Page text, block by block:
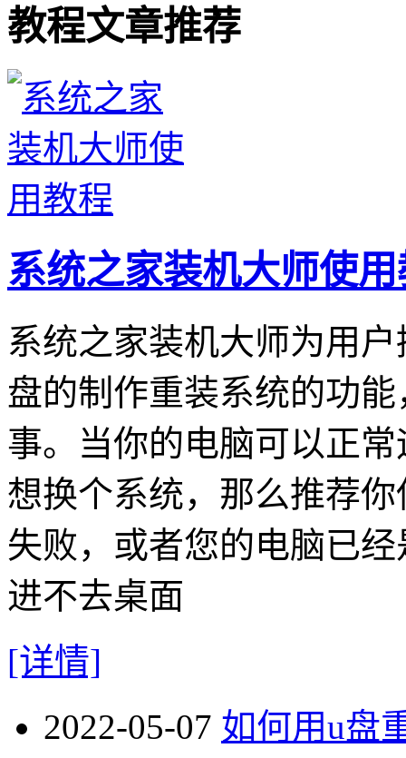
教程文章推荐
系统之家装机大师使
系统之家装机大师为用
盘的制作重装系统的功
事。当你的电脑可以正
想换个系统，那么推荐
失败，或者您的电脑已
进不去桌面
[详情]
2022-05-07 如何用u盘